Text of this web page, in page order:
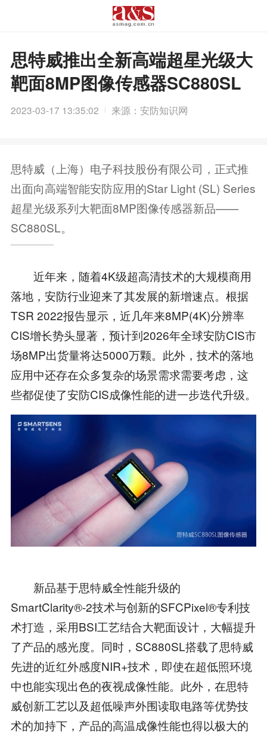
思特威推出全新高端超星光级大
靶面8MP图像传感器SC880SL
2023-03-17 13:35:02 来源：安防知识网
思特威（上海）电子科技股份有限公司，正式推
出面向高端智能安防应用的Star Light (SL) Series
超星光级系列大靶面8MP图像传感器新品——
SC880SL。
近年来，随着4K级超高清技术的大规模商用
落地，安防行业迎来了其发展的新增速点。根据
TSR 2022报告显示，近几年来8MP(4K)分辨率
CIS增长势头显著，预计到2026年全球安防CIS市
场8MP出货量将达5000万颗。此外，技术的落地
应用中还存在众多复杂的场景需求需要考虑，这
些都促使了安防CIS成像性能的进一步迭代升级。
新品基于思特威全性能升级的
SmartClarity®-2技术与创新的SFCPixel®专利技
术打造，采用BSI工艺结合大靶面设计，大幅提升
了产品的感光度。同时，SC880SL搭载了思特威
先进的近红外感度NIR+技术，即使在超低照环境
中也能实现出色的夜视成像性能。此外，在思特
威创新工艺以及超低噪声外围读取电路等优势技
术的加持下，产品的高温成像性能也得以极大的